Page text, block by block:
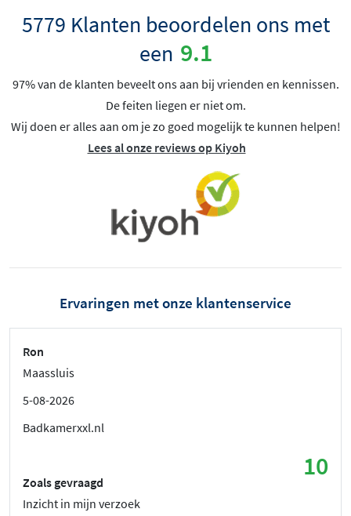
5779 Klanten beoordelen ons met
een 9.1
97% van de klanten beveelt ons aan bij vrienden en kennissen.
De feiten liegen er niet om.
Wij doen er alles aan om je zo goed mogelijk te kunnen helpen!
Lees al onze reviews op Kiyoh
Ervaringen met onze klantenservice
Ron
Maassluis
5-08-2026
Badkamerxxl.nl
10
Zoals gevraagd
Inzicht in mijn verzoek